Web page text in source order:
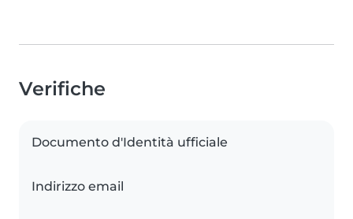
Verifiche
Documento d'Identità ufficiale
Indirizzo email